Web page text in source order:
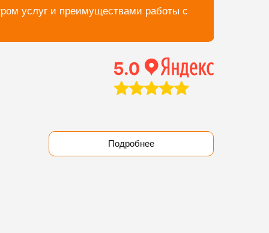
услуг и преимуществами работы с
Подробнее